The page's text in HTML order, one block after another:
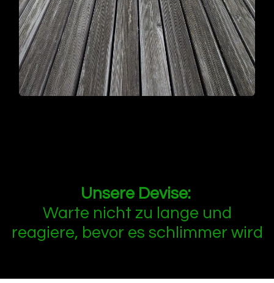
Unsere Devise:
Warte nicht zu lange und
reagiere, bevor es schlimmer wird